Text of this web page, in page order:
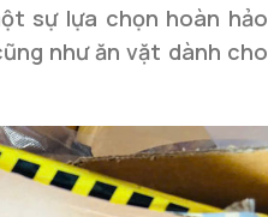
sự lựa chọn hoàn hảo
như ăn vặt dành cho